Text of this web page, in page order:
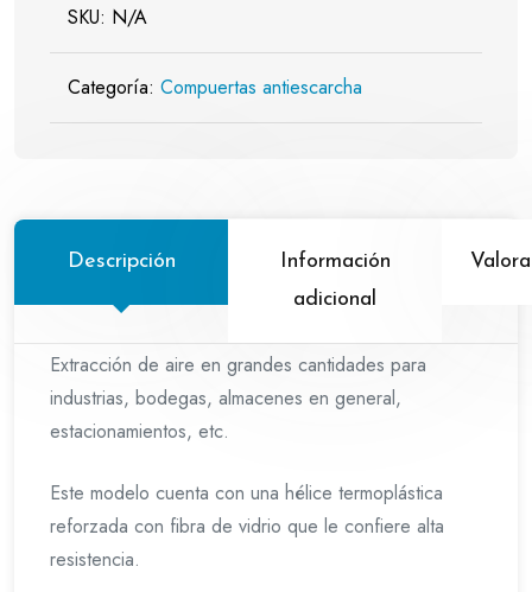
SKU: N/A
Categoría: Compuertas antiescarcha
Descripción
Información
adicional
Extracción de aire en grandes cantidades para
industrias, bodegas, almacenes en general,
estacionamientos, etc.
Este modelo cuenta con una hélice termoplástica
reforzada con fibra de vidrio que le confiere alta
resistencia.